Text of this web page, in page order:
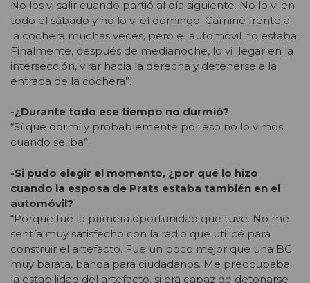
No los vi salir cuando partió al día siguiente. No lo vi en
todo el sábado y no lo vi el domingo. Caminé frente a
la cochera muchas veces, pero el automóvil no estaba.
Finalmente, después de medianoche, lo vi llegar en la
intersección, virar hacia la derecha y detenerse a la
entrada de la cochera”.
-¿Durante todo ese tiempo no durmió?
“Sí que dormí y probablemente por eso no lo vimos
cuando se iba”.
-Si pudo elegir el momento, ¿por qué lo hizo
cuando la esposa de Prats estaba también en el
automóvil?
“Porque fue la primera oportunidad que tuve. No me
sentía muy satisfecho con la radio que utilicé para
construir el artefacto. Fue un poco mejor que una BC
muy barata, banda para ciudadanos. Me preocupaba
la estabilidad del artefacto, si era capaz de detonarse